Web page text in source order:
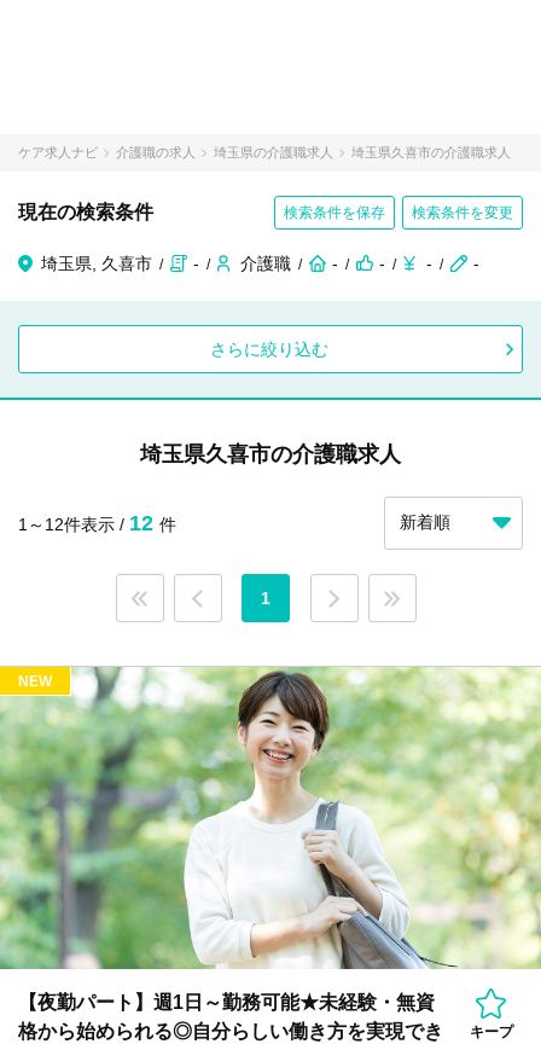
ケア求人ナビ 介護職の求人 埼玉県の介護職求人 埼玉県久喜市の介護職求人
現在の検索条件 検索条件を保存 検索条件を変更
埼玉県, 久喜市 - 介護職 - - - -
さらに絞り込む
埼玉県久喜市の介護職求人
1～12件表示 / 12 件
1
NEW
【夜勤パート】週1日～勤務可能★未経験・無資
格から始められる◎自分らしい働き方を実現でき
キープ